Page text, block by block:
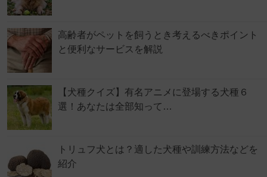
高齢者がペットを飼うとき考えるべきポイント
と便利なサービスを解説
【犬種クイズ】有名アニメに登場する犬種６
選！あなたは全部知って…
トリュフ犬とは？適した犬種や訓練方法などを
紹介